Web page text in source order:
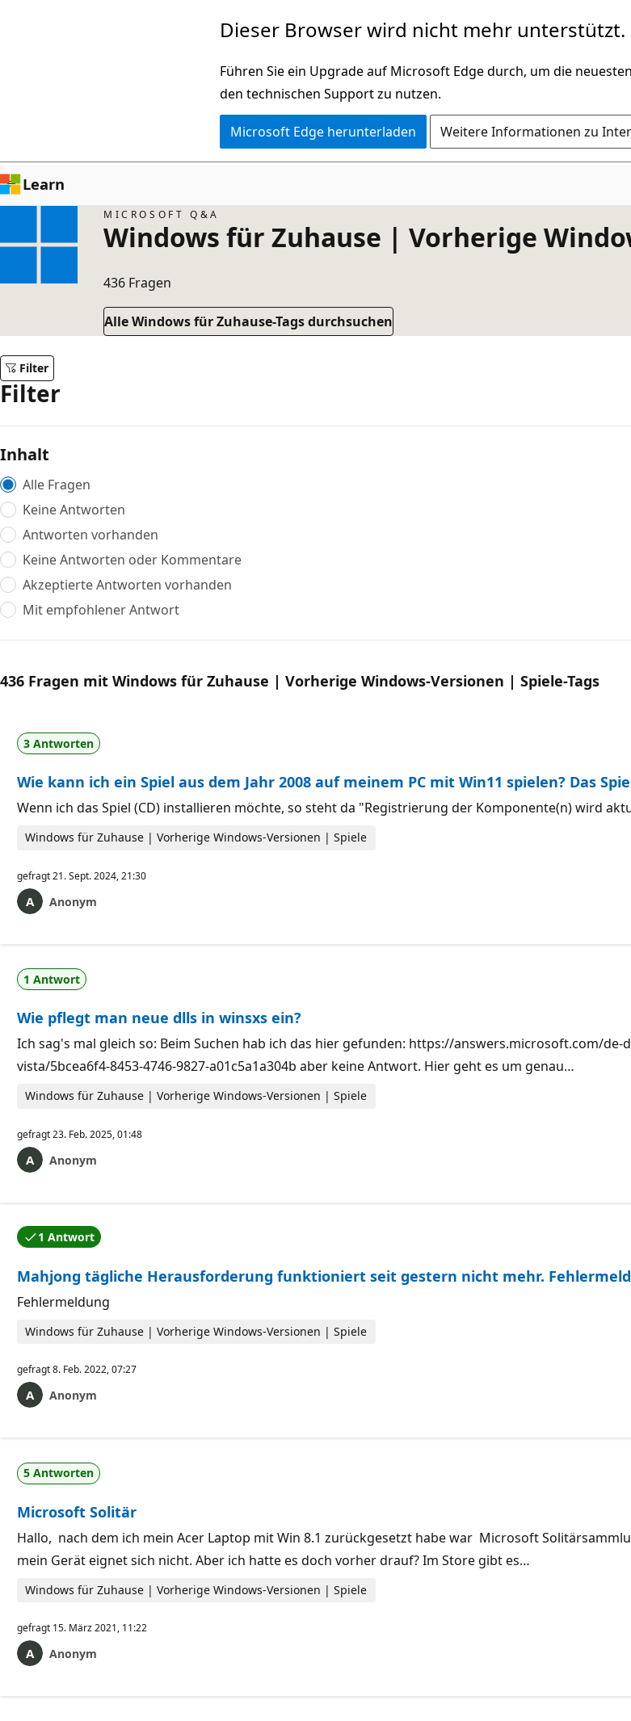
Dieser Browser wird nicht mehr unterstützt.
Führen Sie ein Upgrade auf Microsoft Edge durch, um die
den technischen Support zu nutzen.
Microsoft Edge herunterladen Weitere Informationen zu
Learn
MICROSOFT Q&A
Windows für Zuhause | Vorherige
436 Fragen
Alle Windows für Zuhause-Tags durchsuchen
Filter
Filter
Inhalt
Alle Fragen
Keine Antworten
Antworten vorhanden
Keine Antworten oder Kommentare
Akzeptierte Antworten vorhanden
Mit empfohlener Antwort
436 Fragen mit Windows für Zuhause | Vorherige Windows-Versionen | Spiele-Tags
3 Antworten
Wie kann ich ein Spiel aus dem Jahr 2008 auf meinem PC mit Win11 spielen? Das
Wenn ich das Spiel (CD) installieren möchte, so steht da "Registrierung der Komponente(n) wird
Windows für Zuhause | Vorherige Windows-Versionen | Spiele
gefragt21. Sept. 2024, 21:30
Anonym
1 Antwort
Wie pflegt man neue dlls in winsxs ein?
Ich sag's mal gleich so: Beim Suchen hab ich das hier gefunden: https://answers.microsoft.com/
vista/5bcea6f4-8453-4746-9827-a01c5a1a304b aber keine Antwort. Hier geht es um genau…
Windows für Zuhause | Vorherige Windows-Versionen | Spiele
gefragt23. Feb. 2025, 01:48
Anonym
1 Antwort
Eine der Antworten wurde vom Autor der Frage akzeptiert.
Mahjong tägliche Herausforderung funktioniert seit gestern nicht mehr.
Fehlermeldung
Windows für Zuhause | Vorherige Windows-Versionen | Spiele
gefragt8. Feb. 2022, 07:27
Anonym
5 Antworten
Microsoft Solitär
Hallo, nach dem ich mein Acer Laptop mit Win 8.1 zurückgesetzt habe war Microsoft
mein Gerät eignet sich nicht. Aber ich hatte es doch vorher drauf? Im Store gibt es…
Windows für Zuhause | Vorherige Windows-Versionen | Spiele
gefragt 15. März 2021, 11:22
Anonym